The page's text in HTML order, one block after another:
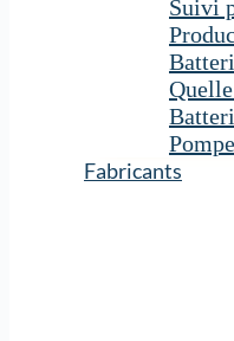
Suivi
Fabricants